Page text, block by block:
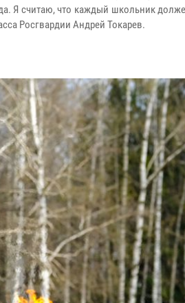
Я считаю, что каждый школьник
Росгвардии Андрей Токарев.